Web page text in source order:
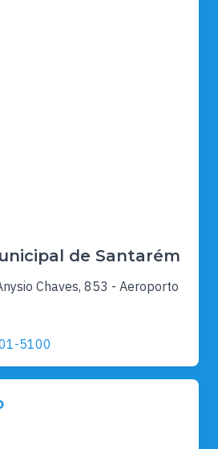
de Santarém
Chaves, 853 - Aeroporto
5100